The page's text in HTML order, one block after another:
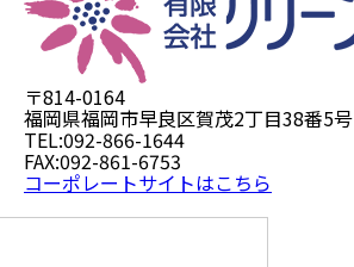
〒814-0164
福岡県福岡市早良区賀茂2丁目38番5号
TEL:092-866-1644
FAX:092-861-6753
コーポレートサイトはこちら